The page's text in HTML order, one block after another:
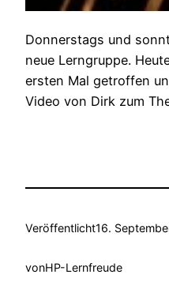
Donnerstags und
neue Lerngruppe.
ersten Mal getroffen
Video von Dirk zum
Veröffentlicht16.
vonHP-Lernfreude